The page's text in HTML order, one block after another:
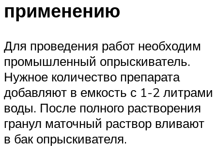
применению
Для проведения работ необходим
промышленный опрыскиватель.
Нужное количество препарата
добавляют в емкость с 1-2 литрами
воды. После полного растворения
гранул маточный раствор вливают
в бак опрыскивателя.